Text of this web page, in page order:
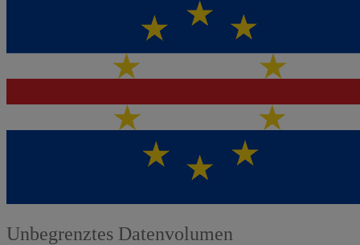
Unbegrenztes Datenvolumen